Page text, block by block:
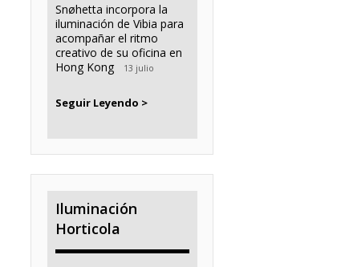
Snøhetta incorpora la
iluminación de Vibia para
acompañar el ritmo
creativo de su oficina en
Hong Kong
13 julio
Seguir Leyendo >
Iluminación
Horticola